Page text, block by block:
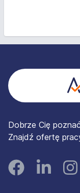
Dobrze Cię
Znajdź ofertę
FacebookLinked In